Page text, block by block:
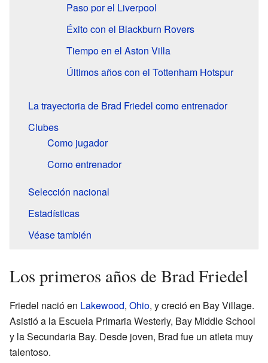
Paso por el Liverpool
Éxito con el Blackburn Rovers
Tiempo en el Aston Villa
Últimos años con el Tottenham Hotspur
La trayectoria de Brad Friedel como entrenador
Clubes
Como jugador
Como entrenador
Selección nacional
Estadísticas
Véase también
Los primeros años de Brad Friedel
Friedel nació en Lakewood, Ohio, y creció en Bay Village.
Asistió a la Escuela Primaria Westerly, Bay Middle School
y la Secundaria Bay. Desde joven, Brad fue un atleta muy
talentoso.